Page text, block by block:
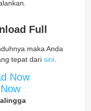
Full
maka Anda
tepat dari sini.
Now